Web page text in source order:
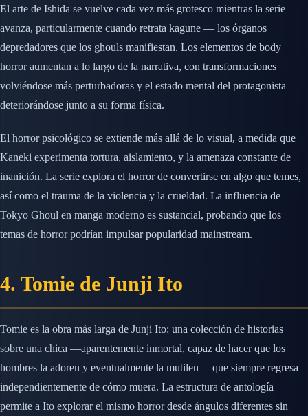
El arte de Ishida se vuelve cada vez más grotesco mientras la serie
avanza, particularmente cuando retrata kagune — los órganos
depredadores que los ghouls manifiestan. Los elementos de body
horror aumentan a lo largo de la narrativa, con transformaciones
volviéndose más perturbadoras y el estado mental del protagonista
deteriorándose junto a su forma física.
El horror psicológico se extiende más allá de lo visual, a medida que
Kaneki experimenta tortura, aislamiento, y la amenaza constante de
inanición. La serie explora el horror de convertirse en algo que temes,
así como el trauma de la violencia y la crueldad. La influencia de
Tokyo Ghoul en manga moderno es sustancial, probando que los
temas de horror podrían impulsar popularidad mainstream.
4. Tomie de Junji Ito
Tomie es la obra más larga de Junji Ito: una colección de historias
sobre una chica —aparentemente inmortal, capaz de hacer que los
hombres la adoren y eventualmente la mutilen— que siempre regresa
independientemente de cómo muera. La estructura de antología
permite a Ito explorar el mismo horror desde ángulos diferentes sin